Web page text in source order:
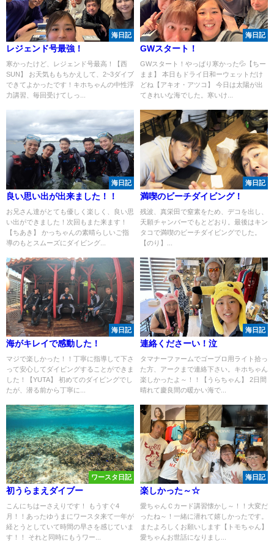
海日記
レジェンド号最強！
寒かったけど、レジェンド号最高！【西
SUN】 お天気ももちかえして、2~3ダイブ
できてよかったです！キホちゃんの中性浮
力講習、毎回受けてしっ...
海日記
GWスタート！
GWスタート！やっぱり寒かった💦【ちー
まま】 本日もドライ日和ーウェットだけ
どね【アキオ・アツコ】 今日は太陽が出
てきれいな海でした。寒いけ...
海日記
良い思い出が出来ました！！
お兄さん達がとても優しく楽しく、良い思
い出ができました！次回もまた来ます！
【ちあき】 かっちゃんの素晴らしいご指
導のもとスムーズにダイビング...
海日記
満喫のビーチダイビング！
残波、真栄田で窒素をため、デコを出し、
天願チャンバーでもとどおり。最後はキン
タコで満喫のビーチダイビングでした。
【のり】...
海日記
海がキレイで感動した！
マジで楽しかった！！丁寧に指導して下さ
って安心してダイビングすることができま
した！【YUTA】 初めてのダイビングでし
たが、潜る前から丁寧に...
海日記
連絡くださーい！泣
タマナーファームでゴープロ用ライト拾っ
た方、アークまで連絡下さい。キホちゃん
楽しかったよ～！！【うらちゃん】 2日間
晴れて慶良間の暖かい海で...
ワースタ日記
初うらまえダイブー
こんにちはーさえりです！ もうすぐ4
月！！あったゆうまにワースタ来て一年が
経とうとしていて時間の早さを感じていま
す！！ それと同時にもうワー...
海日記
楽しかった～☆
愛ちゃんＣカード講習懐かし～！！大変だ
ったね～！一緒に潜れて嬉しかったです。
またよろしくお願いします【トモちゃん】
愛ちゃんお世話になりまし...